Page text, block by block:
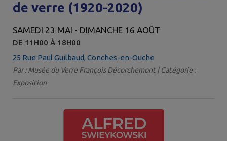
de verre (1920-2020)
SAMEDI 23 MAI - DIMANCHE 16 AOÛT
DE 11H00 À 18H00
25 Rue Paul Guilbaud, Conches-en-Ouche
Par : Musée du Verre François Décorchemont | Catégorie :
Exposition